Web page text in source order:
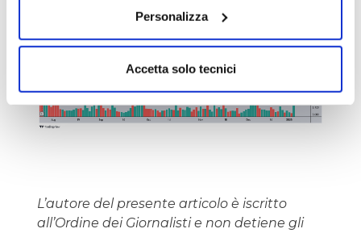
Personalizza
Accetta solo tecnici
L’autore del presente articolo è iscritto
all’Ordine dei Giornalisti e non detiene gli